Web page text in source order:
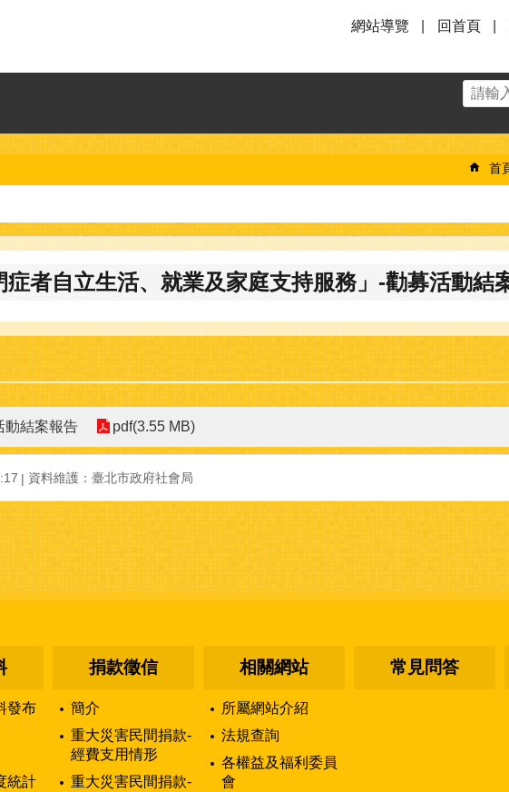
網站導覽
回首頁
首
者自立生活、就業及家庭支持服務」-勸募活動結
動結案報告 pdf(3.55 MB)
資料維護：臺北市政府社會局
發布
統計
捐款徵信
簡介
重大災害民間捐款-
經費支用情形
重大災害民間捐款-
相關網站
所屬網站介紹
法規查詢
各權益及福利委員
會
常見問答